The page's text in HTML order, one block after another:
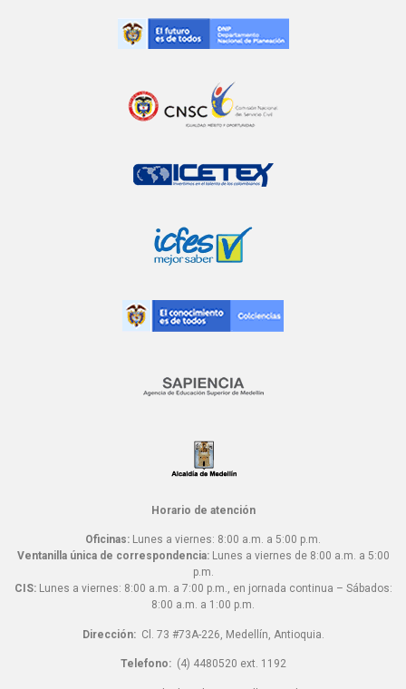
Horario de atención
Oficinas: Lunes a viernes: 8:00 a.m. a 5:00 p.m.
Ventanilla única de correspondencia:Lunes a viernes de 8:00 a.m. a 5:00
p.m.
CIS:Lunes a viernes: 8:00 a.m. a 7:00 p.m., en jornada continua – Sábados:
8:00 a.m. a 1:00 p.m.
Dirección: Cl. 73 #73A-226, Medellín, Antioquia.
Telefono:(4) 4480520 ext. 1192